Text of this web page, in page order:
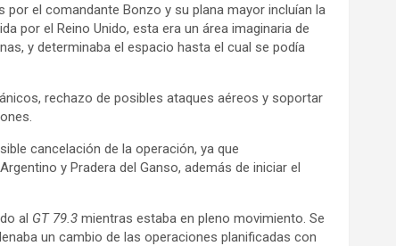
el comandante Bonzo y su plana mayor incluían la
por el Reino Unido, esta era un área imaginaria de
y determinaba el espacio hasta el cual se podía
rechazo de posibles ataques aéreos y soportar
cancelación de la operación, ya que
y Pradera del Ganso, además de iniciar el
al GT 79.3 mientras estaba en pleno movimiento. Se
un cambio de las operaciones planificadas con